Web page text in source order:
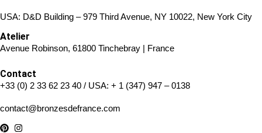
USA: D&D Building – 979 Third Avenue, NY 10022, New York City
Atelier
Avenue Robinson, 61800 Tinchebray | France
Contact
+33 (0) 2 33 62 23 40 / USA: + 1 (347) 947 – 0138
contact@bronzesdefrance.com